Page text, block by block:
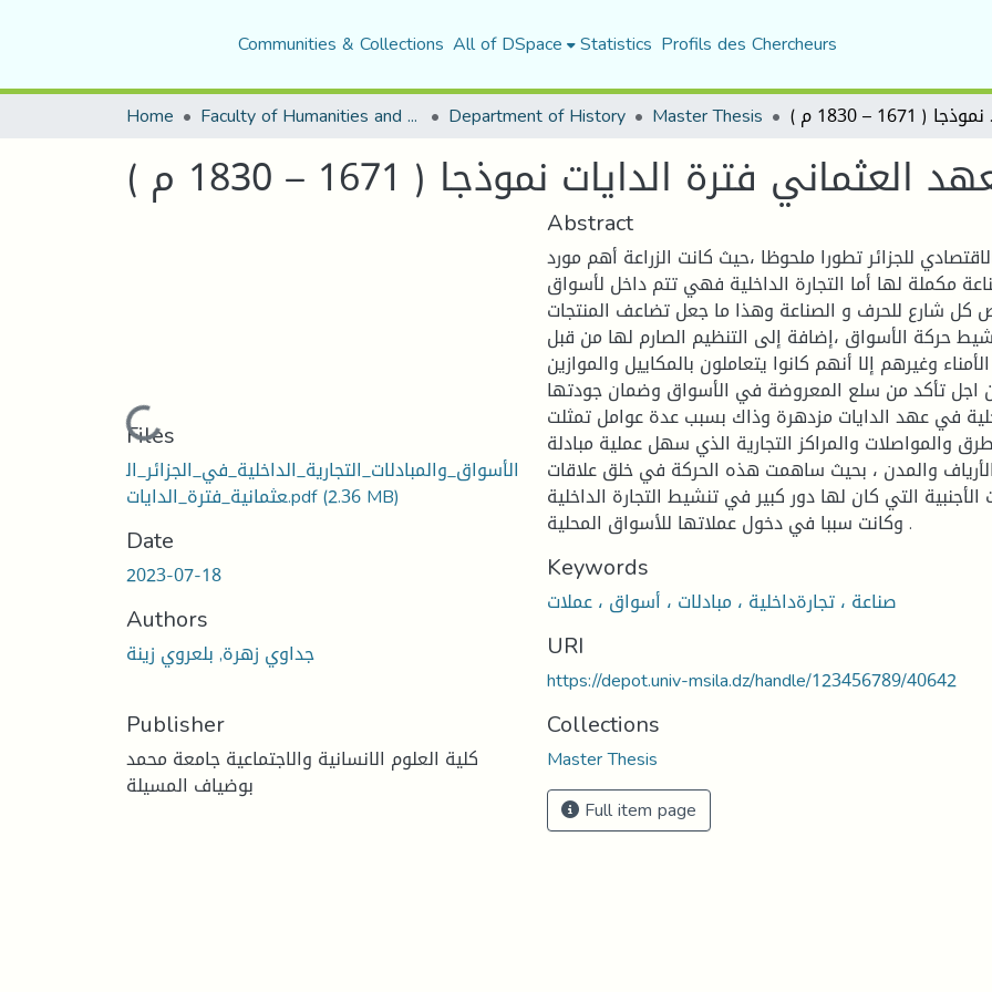
Communities & Collections All of DSpace Statistics Profils des Chercheurs
Home Faculty of Humanities and Social Sciences Department of History Master Thesis – 1830 م )
فترة الدايات نموذجا ( 1671 – 1830 م )
Loading...
Files
الأسواق_والمبادلات_التجارية_الداخلية_في_الجزائر_ال
عثمانية_فترة_الدايات.pdf(2.36 MB)
Date
2023-07-18
Authors
جداوي زهرة, بلعروي زينة
Publisher
كلية العلوم الانسانية والاجتماعية جامعة محمد
بوضياف المسيلة
Abstract
للجزائر تطورا ملحوظا ،حيث كانت الزراعة أهم مورد
مكملة لها أما التجارة الداخلية فهي تتم داخل لأسواق
كل شارع للحرف و الصناعة وهذا ما جعل تضاعف المنتجات
حركة الأسواق ،إضافة إلى التنظيم الصارم لها من قبل
وغيرهم إلا أنهم كانوا يتعاملون بالمكاييل والموازين
تأكد من سلع المعروضة في الأسواق وضمان جودتها
في عهد الدايات مزدهرة وذاك بسبب عدة عوامل تمثلت
والمواصلات والمراكز التجارية الذي سهل عملية مبادلة
الأرياف والمدن ، بحيث ساهمت هذه الحركة في خلق علاقات
الأجنبية التي كان لها دور كبير في تنشيط التجارة الداخلية
وكانت سببا في دخول عملاتها للأسواق المحلية .
Keywords
صناعة ، تجارةداخلية ، مبادلات ، أسواق ، عملات
URI
https://depot.univ-msila.dz/handle/123456789/40642
Collections
Master Thesis
Full item page